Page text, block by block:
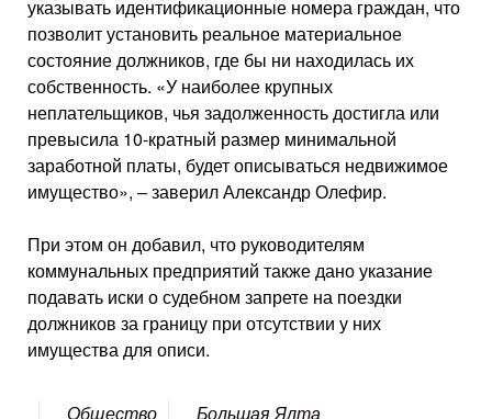
указывать идентификационные номера граждан, что
позволит установить реальное материальное
состояние должников, где бы ни находилась их
собственность. «У наиболее крупных
неплательщиков, чья задолженность достигла или
превысила 10-кратный размер минимальной
заработной платы, будет описываться недвижимое
имущество», – заверил Александр Олефир.
При этом он добавил, что руководителям
коммунальных предприятий также дано указание
подавать иски о судебном запрете на поездки
должников за границу при отсутствии у них
имущества для описи.
Общество Большая Ялта